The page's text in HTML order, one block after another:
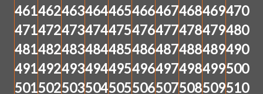
461462463464465466467468469470
471472473474475476477478479480
481482483484485486487488489490
491492493494495496497498499500
501502503504505506507508509510